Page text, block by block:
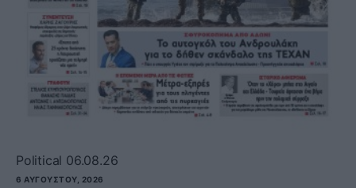
Political 06.08.26
6 ΑΥΓΟΎΣΤΟΥ, 2026